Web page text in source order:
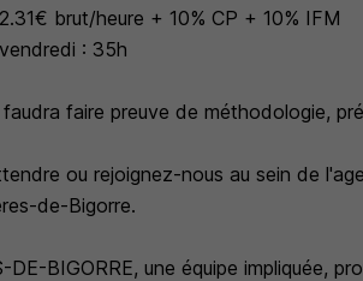
brut/heure + 10% CP + 10% IFM
: 35h
faire preuve de méthodologie,
ou rejoignez-nous au sein de
de-Bigorre.
DE-BIGORRE, une équipe impliquée,